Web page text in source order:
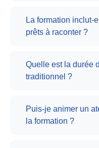
La formation inclut-
prêts à raconter ?
Quelle est la durée
traditionnel ?
Puis-je animer un
la formation ?